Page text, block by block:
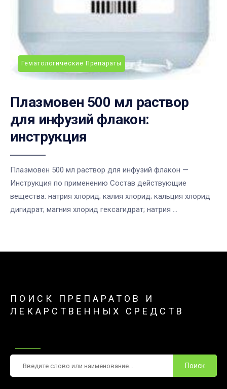
Гематологические Препараты
Плазмовен 500 мл раствор
для инфузий флакон:
инструкция
Плазмовен 500 мл раствор для инфузий флакон —
Инструкция по применению Состав действующие
вещества: натрия хлорид; калия хлорид; кальция хлорид
дигидрат; магния хлорид гексагидрат; натрия ...
ПОИСК ПРЕПАРАТОВ И
ЛЕКАРСТВЕННЫХ СРЕДСТВ